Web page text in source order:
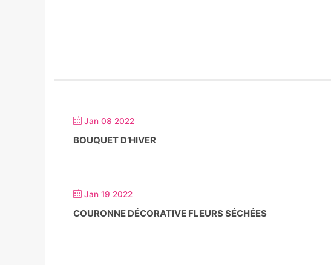
Jan 08 2022
BOUQUET D’HIVER
Jan 19 2022
COURONNE DÉCORATIVE FLEURS SÉCHÉES